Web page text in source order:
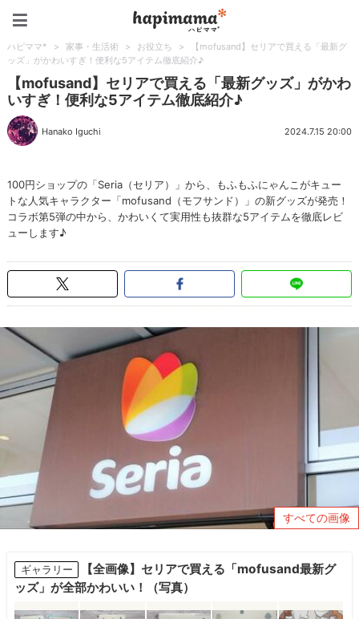
ハピママ* > 家事・生活術 > お役立ち >
【mofusand】セリアで買える「最新グ
ッズ」がかわいすぎ！便利な5アイテム徹底紹介♪
【mofusand】セリアで買える「最新グッズ」がかわ
いすぎ！便利な5アイテム徹底紹介♪
Hanako Iguchi 2024.7.15 20:00
100円ショップの「Seria（セリア）」から、もふもふにゃんこがキュー
トな人気キャラクター「mofusand（モフサンド）」の新グッズが発売！
コラボ第5弾の中から、かわいくて実用性も抜群な5アイテムを徹底レビ
ューします♪
すべての画像
ギャラリー
【全画像】セリアで買える「mofusand最新グ
ッズ」が全部かわいい！（写真）